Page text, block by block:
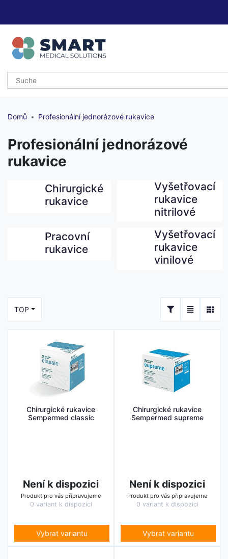
Domů Profesionální jednorázové rukavice
Profesionální jednorázové
rukavice
Chirurgické
rukavice
Vyšetřovací
rukavice
nitrilové
Pracovní
rukavice
Vyšetřovací
rukavice
vinilové
TOP
Chirurgické rukavice
Sempermed classic
Není k dispozici
Produkt pro vás připravujeme
0 variant k dispozici
Vybrat variantu
Chirurgické rukavice
Sempermed supreme
Není k dispozici
Produkt pro vás připravujeme
0 variant k dispozici
Vybrat variantu